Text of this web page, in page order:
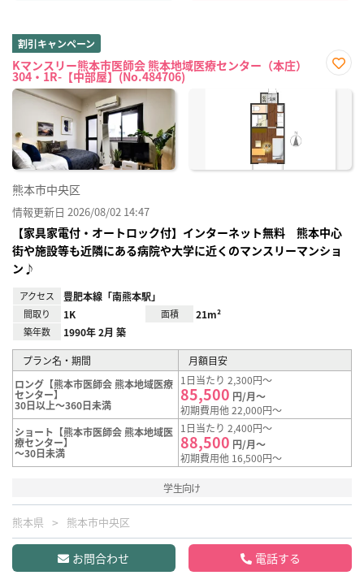
割引キャンペーン
Kマンスリー熊本市医師会 熊本地域医療センター（本庄）
304・1R-【中部屋】(No.484706)
に入
熊本市中央区
情報更新日 2026/08/02 14:47
【家具家電付・オートロック付】インターネット無料 熊本中心
街や施設等も近隣にある病院や大学に近くのマンスリーマンショ
ン♪
アクセス 豊肥本線「南熊本駅」
間取り 1K 面積 21m²
築年数 1990年 2月 築
プラン名・期間
月額目安
ロング【熊本市医師会 熊本地域医療
センター】
30日以上～360日未満
1日当たり 2,300円～
85,500 円/月～
初期費用他 22,000円～
ショート【熊本市医師会 熊本地域医
療センター】
～30日未満
1日当たり 2,400円～
88,500 円/月～
初期費用他 16,500円～
学生向け
熊本県 熊本市中央区
お問合わせ 電話する